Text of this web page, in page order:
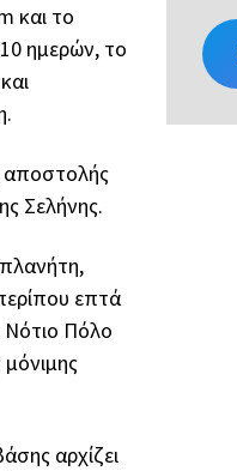
και το
ημερών, το
αποστολής
Σελήνης.
επτά
Νότιο Πόλο
αρχίζει